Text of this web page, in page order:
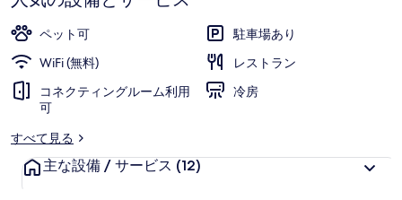
ン
の
写
ギ
ペット可
駐車場あり
WiFi (無料)
レストラン
コネクティングルーム利用
可
冷房
すべて見る
主な設備 / サービス (12)